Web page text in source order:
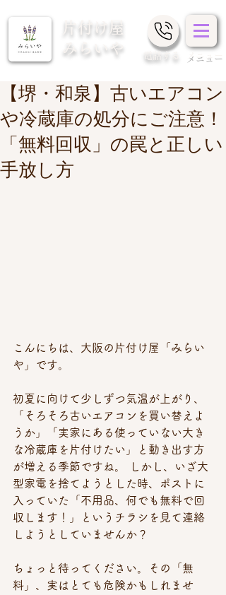
片付け屋
みらいや
​電話する メニュー
【堺・和泉】古いエアコン
や冷蔵庫の処分にご注意！
「無料回収」の罠と正しい
手放し方
こんにちは、大阪の片付け屋「みらい
や」です。
初夏に向けて少しずつ気温が上がり、
「そろそろ古いエアコンを買い替えよ
うか」「実家にある使っていない大き
な冷蔵庫を片付けたい」と動き出す方
が増える季節ですね。 しかし、いざ大
型家電を捨てようとした時、ポストに
入っていた「不用品、何でも無料で回
収します！」というチラシを見て連絡
しようとしていませんか？
ちょっと待ってください。その「無
料」、実はとても危険かもしれませ